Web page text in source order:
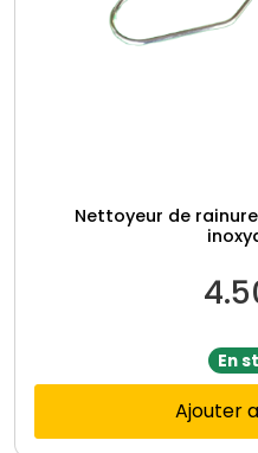
Nettoyeur de
En
Ajouter